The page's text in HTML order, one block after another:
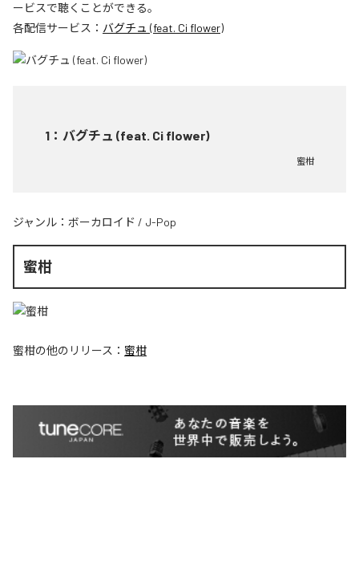
ービスで聴くことができる。
各配信サービス： バグチュ (feat. Ci flower)
1 ： バグチュ (feat. Ci flower)
蜜柑
ジャンル： ボーカロイド / J-Pop
蜜柑
蜜柑の他のリリース： 蜜柑